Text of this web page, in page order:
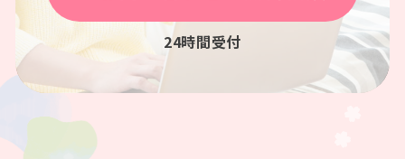
24時間受付